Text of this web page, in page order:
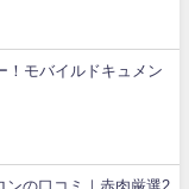
！モバイルドキュメン